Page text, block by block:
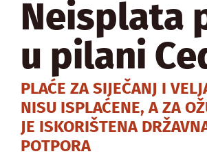
Neisplata
u pilani
PLAĆE ZA SIJEČANJ I
NISU ISPLAĆENE, A ZA
JE ISKORIŠTENA
POTPORA